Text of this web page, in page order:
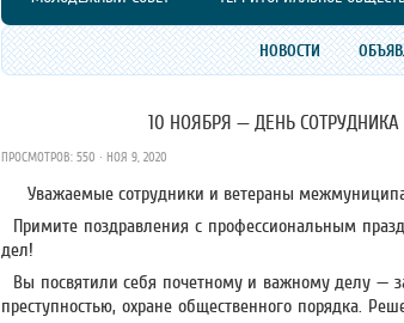
НОВОСТИ
10 НОЯБРЯ — ДЕНЬ
ПРОСМОТРОВ: 550 · НОЯ 9, 2020
Уважаемые сотрудники и ветераны
Примите поздравления с профессиональным
дел!
Вы посвятили себя почетному и важному делу —
преступностью, охране общественного порядка.